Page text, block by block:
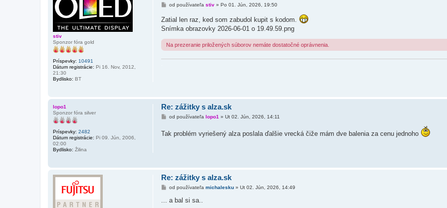
stiv
Sponzor fóra gold
Príspevky: 10491
Dátum registrácie: Pi 16. Nov, 2012,
21:30
Bydlisko: BT
P
s
p
v
o
k
od používateľa stiv» Po 01. Jún, 2026, 19:50
Zatial len raz, ked som zabudol kupit s kodom.
Snímka obrazovky 2026-06-01 o 19.49.59.png
Na prezeranie priložených súborov nemáte dostatočné oprávnenia.
lopo1
Sponzor fóra silver
Príspevky: 2482
Dátum registrácie: Pi 09. Jún, 2006,
02:00
Bydlisko: Žilina
Re: zážitky s alza.sk
P
s
od používateľa lopo1 » Ut 02. Jún, 2026, 14:11
Tak problém vyriešený alza poslala ďalšie vrecká čiže mám dve balenia za cenu jednoho
Re: zážitky s alza.sk
Pod používateľa michalesku» Ut 02. Jún, 2026, 14:49
... a bal si sa..